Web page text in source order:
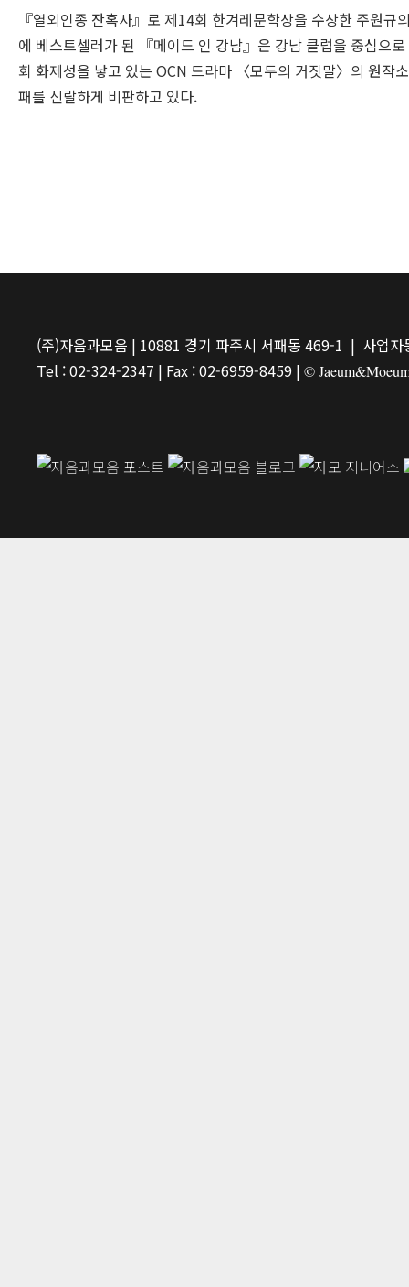
『열외인종 잔혹사』로 제14회 한겨레문학상을 수상한 주원
에 베스트셀러가 된 『메이드 인 강남』은 강남 클럽을 중심으
회 화제성을 낳고 있는 OCN 드라마 〈모두의 거짓말〉의 원작
패를 신랄하게 비판하고 있다.
(주)자음과모음 | 10881 경기 파주시 서패동 469-1 | 사업
Tel : 02-324-2347 | Fax : 02-6959-8459 | ©